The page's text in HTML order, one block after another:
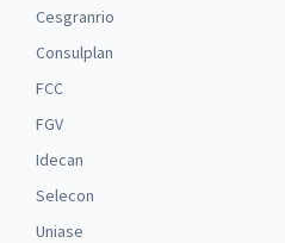
Cesgranrio
Consulplan
FCC
FGV
Idecan
Selecon
Uniase